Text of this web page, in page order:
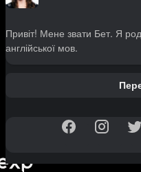
Привіт! Мене звати Бет. Я
англійської мов.